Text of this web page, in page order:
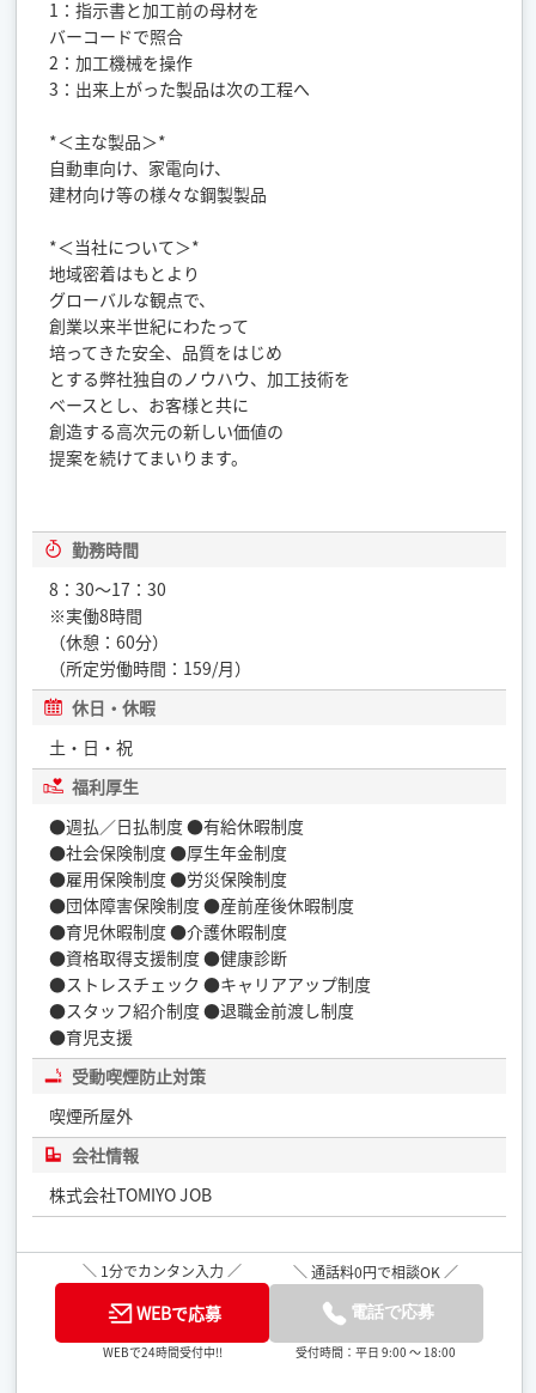
1：指示書と加工前の母材を
バーコードで照合
2：加工機械を操作
3：出来上がった製品は次の工程へ
*＜主な製品＞*
自動車向け、家電向け、
建材向け等の様々な鋼製製品
*＜当社について＞*
地域密着はもとより
グローバルな観点で、
創業以来半世紀にわたって
培ってきた安全、品質をはじめ
とする弊社独自のノウハウ、加工技術を
ベースとし、お客様と共に
創造する高次元の新しい価値の
提案を続けてまいります。
勤務時間
8：30～17：30
※実働8時間
（休憩：60分）
（所定労働時間：159/月）
休日・休暇
土・日・祝
福利厚生
●週払／日払制度 ●有給休暇制度
●社会保険制度 ●厚生年金制度
●雇用保険制度 ●労災保険制度
●団体障害保険制度 ●産前産後休暇制度
●育児休暇制度 ●介護休暇制度
●資格取得支援制度 ●健康診断
●ストレスチェック ●キャリアアップ制度
●スタッフ紹介制度 ●退職金前渡し制度
●育児支援
受動喫煙防止対策
喫煙所屋外
会社情報
株式会社TOMIYO JOB
＼ 1分でカンタン入力 ／
WEBで応募
WEBで24時間受付中!!
＼ 通話料0円で相談OK ／
電話で応募
受付時間：平日 9:00 ～ 18:00